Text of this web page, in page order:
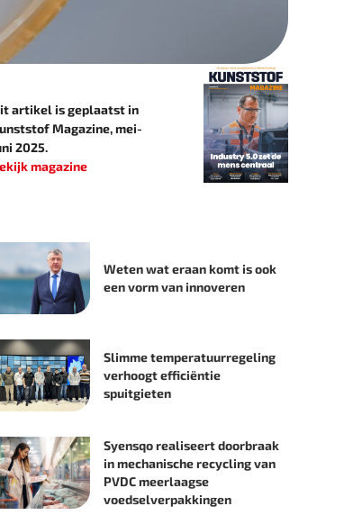
artikel is geplaatst in
Magazine, mei-
2025.
magazine
Weten wat eraan komt is ook
een vorm van innoveren
Slimme temperatuurregeling
verhoogt efficiëntie
spuitgieten
Syensqo realiseert doorbraak
in mechanische recycling van
PVDC meerlaagse
voedselverpakkingen